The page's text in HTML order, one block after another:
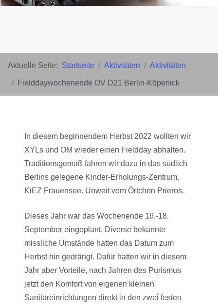
Aktuelle Seite: Startseite Aktivitäten Aktivitäten
Fielddaywochenende OV D21 Berlin-Köpenick
In diesem beginnendem Herbst 2022 wollten wir
XYLs und OM wieder einen Fieldday abhalten.
Traditionsgemäß fahren wir dazu in das südlich
Berlins gelegene Kinder-Erholungs-Zentrum,
KiEZ Frauensee. Unweit vom Örtchen Prieros.
Dieses Jahr war das Wochenende 16.-18.
September eingeplant. Diverse bekannte
missliche Umstände hatten das Datum zum
Herbst hin gedrängt. Dafür hatten wir in diesem
Jahr aber Vorteile, nach Jahren des Purismus
jetzt den Komfort von eigenen kleinen
Sanitäreinrichtungen direkt in den zwei festen